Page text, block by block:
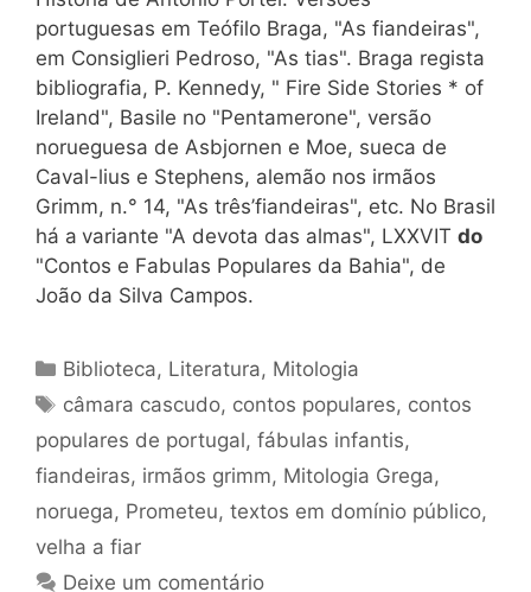
portuguesas em Teófilo Braga, "As fiandeiras",
em Consiglieri Pedroso, "As tias". Braga regista
bibliografia, P. Kennedy, " Fire Side Stories * of
Ireland", Basile no "Pentamerone", versão
norueguesa de Asbjornen e Moe, sueca de
Caval-lius e Stephens, alemão nos irmãos
Grimm, n.° 14, "As três’fiandeiras", etc. No Brasil
há a variante "A devota das almas", LXXVIT do
"Contos e Fabulas Populares da Bahia", de
João da Silva Campos.
Categorias
Biblioteca, Literatura, Mitologia
Tags
câmara cascudo, contos populares, contos
populares de portugal, fábulas infantis,
fiandeiras, irmãos grimm, Mitologia Grega,
noruega, Prometeu, textos em domínio público,
velha a fiar
Deixe um comentário